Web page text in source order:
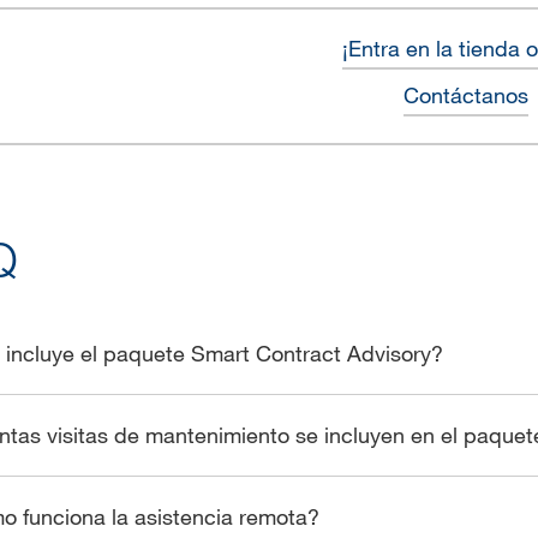
¡Entra en la tienda
Contáctanos
incluye el paquete Smart Contract Advisory?
visitas de mantenimiento se incluyen en el
funciona la asistencia remota?